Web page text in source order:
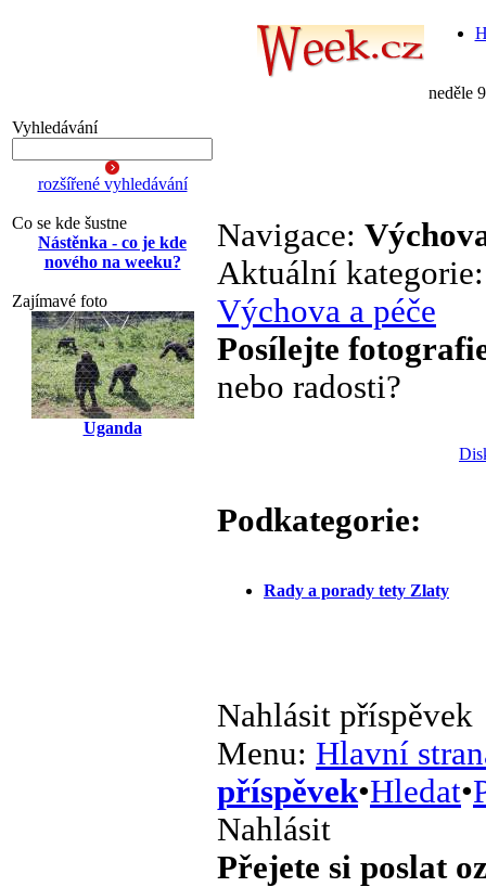
neděle
Vyhledávání
rozšířené vyhledávání
Co se kde šustne
Nástěnka - co je kde
nového na weeku?
Zajímavé foto
Uganda
Navigace:
Aktuální
Výchova a péče
Posílejte
nebo radosti?
Podkategorie:
Rady a porady tety Zlaty
Nahlásit příspěvek
Menu: Hlavní
příspěvek•Hledat•
Nahlásit
Přejete si poslat